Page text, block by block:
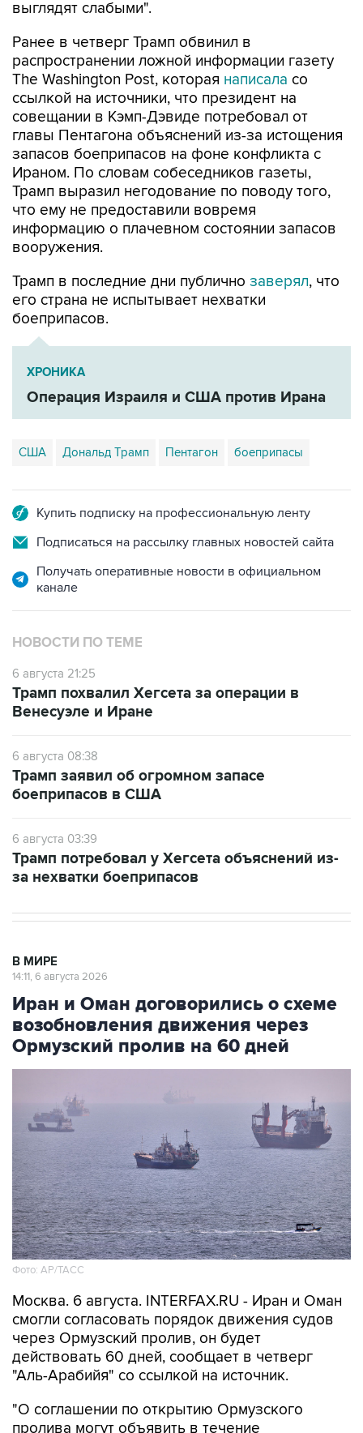
выглядят слабыми".
Ранее в четверг Трамп обвинил в
распространении ложной информации газету
The Washington Post, которая написала со
ссылкой на источники, что президент на
совещании в Кэмп-Дэвиде потребовал от
главы Пентагона объяснений из-за истощения
запасов боеприпасов на фоне конфликта с
Ираном. По словам собеседников газеты,
Трамп выразил негодование по поводу того,
что ему не предоставили вовремя
информацию о плачевном состоянии запасов
вооружения.
Трамп в последние дни публично заверял, что
его страна не испытывает нехватки
боеприпасов.
ХРОНИКА
Операция Израиля и США против Ирана
США Дональд Трамп Пентагон боеприпасы
Купить подписку на профессиональную ленту
Подписаться на рассылку главных новостей сайта
Получать оперативные новости в официальном
канале
НОВОСТИ ПО ТЕМЕ
6 августа 21:25
Трамп похвалил Хегсета за операции в
Венесуэле и Иране
6 августа 08:38
Трамп заявил об огромном запасе
боеприпасов в США
6 августа 03:39
Трамп потребовал у Хегсета объяснений из-
за нехватки боеприпасов
В МИРЕ
14:11, 6 августа 2026
Иран и Оман договорились о схеме
возобновления движения через
Ормузский пролив на 60 дней
Фото: AP/ТАСС
Москва. 6 августа. INTERFAX.RU - Иран и Оман
смогли согласовать порядок движения судов
через Ормузский пролив, он будет
действовать 60 дней, сообщает в четверг
"Аль-Арабийя" со ссылкой на источник.
"О соглашении по открытию Ормузского
пролива могут объявить в течение